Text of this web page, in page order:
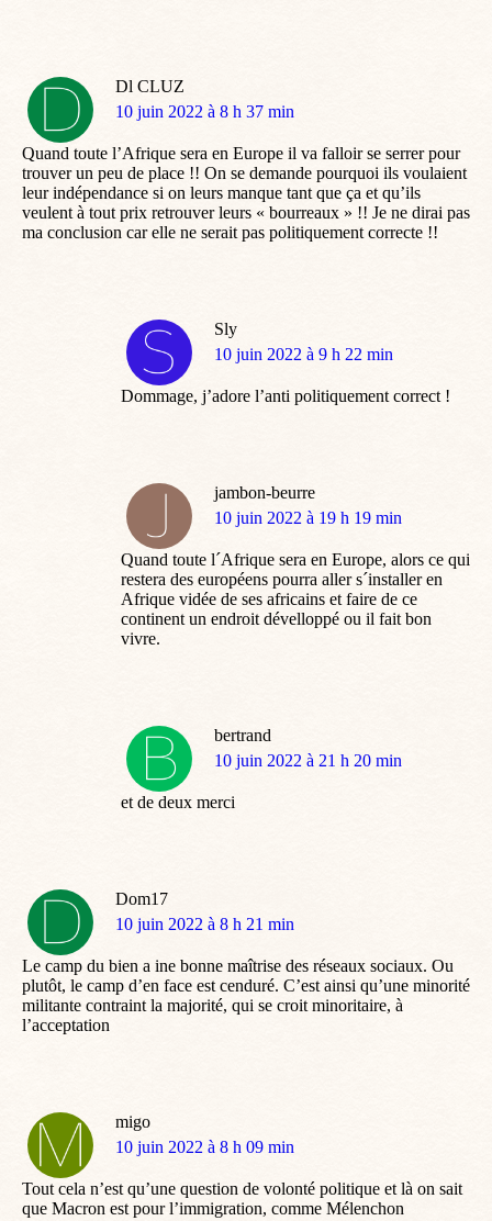
Dl CLUZ
dit
10 juin 2022 à 8 h 37 min
Quand toute l’Afrique sera en Europe il va falloir se serrer pour
trouver un peu de place !! On se demande pourquoi ils voulaient
leur indépendance si on leurs manque tant que ça et qu’ils
veulent à tout prix retrouver leurs « bourreaux » !! Je ne dirai pas
ma conclusion car elle ne serait pas politiquement correcte !!
Sly
dit
10 juin 2022 à 9 h 22 min
Dommage, j’adore l’anti politiquement correct !
jambon-beurre
dit
10 juin 2022 à 19 h 19 min
Quand toute l´Afrique sera en Europe, alors ce qui
restera des européens pourra aller s´installer en
Afrique vidée de ses africains et faire de ce
continent un endroit dévelloppé ou il fait bon
vivre.
bertrand
dit
10 juin 2022 à 21 h 20 min
et de deux merci
Dom17
dit
10 juin 2022 à 8 h 21 min
Le camp du bien a ine bonne maîtrise des réseaux sociaux. Ou
plutôt, le camp d’en face est cenduré. C’est ainsi qu’une minorité
militante contraint la majorité, qui se croit minoritaire, à
l’acceptation
migo
dit
10 juin 2022 à 8 h 09 min
Tout cela n’est qu’une question de volonté politique et là on sait
que Macron est pour l’immigration, comme Mélenchon